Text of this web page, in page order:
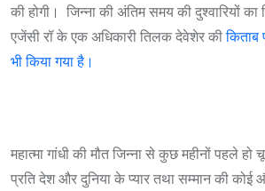
की होगी। जिन्ना की अंतिम समय की दुश्वारियों
एजेंसी रॉ के एक अधिकारी तिलक देवेशेर कीकिताब
भी किया गया है।
महात्मा गांधी की मौत जिन्ना से कुछ महीनों पहले
प्रति देश और दुनिया के प्यार तथा सम्मान की कोई